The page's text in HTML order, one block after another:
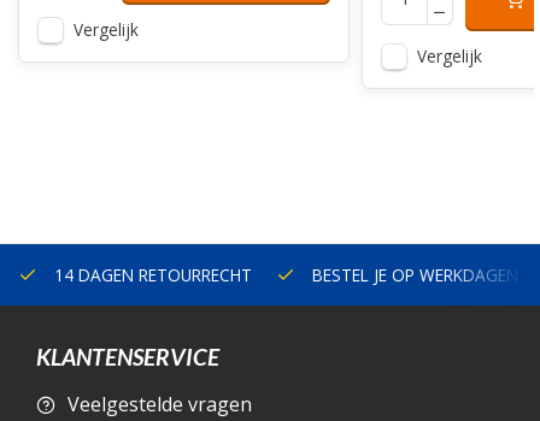
Vergelijk
Vergelijk
14 DAGEN RETOURRECHT BESTEL JE OP WERKDAGEN
KLANTENSERVICE
Veelgestelde vragen